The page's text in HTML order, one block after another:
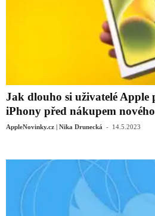
Jak dlouho si uživatelé Apple
iPhony před nákupem
AppleNovinky.cz | Nika Drunecká - 14.5.2023